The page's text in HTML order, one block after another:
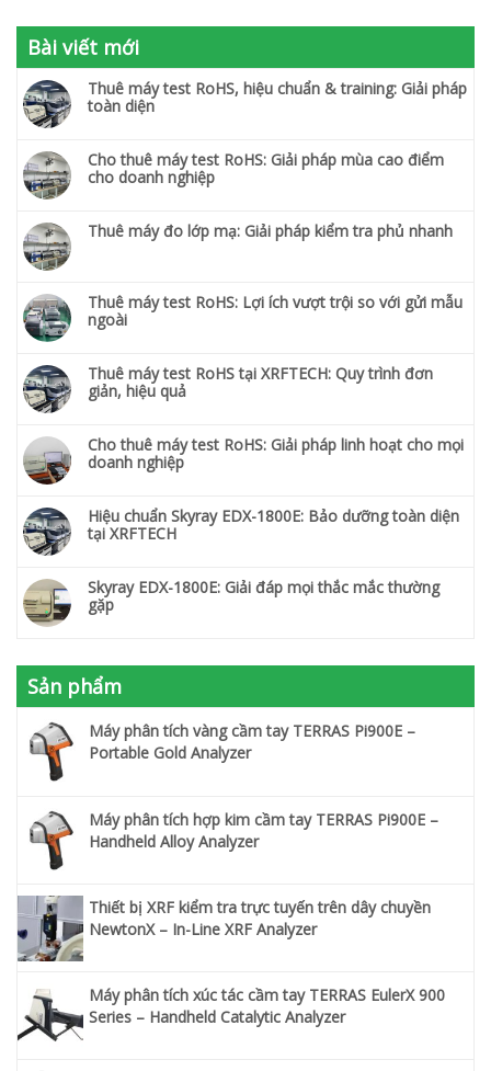
Bài viết mới
Thuê máy test RoHS, hiệu chuẩn & training: Giải pháp
toàn diện
Cho thuê máy test RoHS: Giải pháp mùa cao điểm
cho doanh nghiệp
Thuê máy đo lớp mạ: Giải pháp kiểm tra phủ nhanh
Thuê máy test RoHS: Lợi ích vượt trội so với gửi mẫu
ngoài
Thuê máy test RoHS tại XRFTECH: Quy trình đơn
giản, hiệu quả
Cho thuê máy test RoHS: Giải pháp linh hoạt cho mọi
doanh nghiệp
Hiệu chuẩn Skyray EDX-1800E: Bảo dưỡng toàn diện
tại XRFTECH
Skyray EDX-1800E: Giải đáp mọi thắc mắc thường
gặp
Sản phẩm
Máy phân tích vàng cầm tay TERRAS Pi900E –
Portable Gold Analyzer
Máy phân tích hợp kim cầm tay TERRAS Pi900E –
Handheld Alloy Analyzer
Thiết bị XRF kiểm tra trực tuyến trên dây chuyền
NewtonX – In-Line XRF Analyzer
Máy phân tích xúc tác cầm tay TERRAS EulerX 900
Series – Handheld Catalytic Analyzer